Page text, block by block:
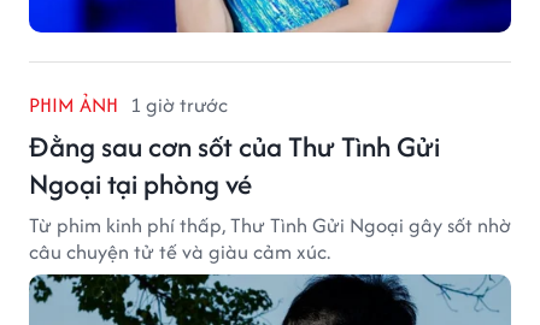
PHIM ẢNH 1 giờ trước
Đằng sau cơn sốt của Thư Tình Gửi
Ngoại tại phòng vé
Từ phim kinh phí thấp, Thư Tình Gửi Ngoại gây sốt nhờ
câu chuyện tử tế và giàu cảm xúc.